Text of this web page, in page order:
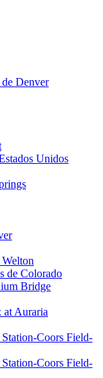
Denver
Unidos
Welton
de Colorado
Bridge
at Auraria
Coors Field-
Coors Field-